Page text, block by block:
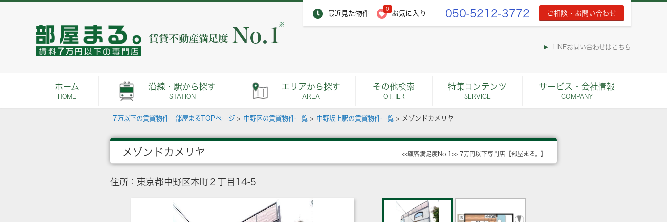
最近見た物件
0
お気に入り 050-5212-3772 ご相談・お問い合わせ
※
LINEお問い合わせはこちら
ホーム
HOME
沿線・駅から探す
STATION
エリアから探す
AREA
その他検索
OTHER
特集コンテンツ
SERVICE
サービス・会社情報
COMPANY
7万以下の賃貸物件 部屋まるTOPページ > 中野区の賃貸物件一覧 > 中野坂上駅の賃貸物件一覧 > メゾンドカメリヤ
メゾンドカメリヤ <<顧客満足度No.1>> 7万円以下専門店【部屋まる。】
住所：東京都中野区本町２丁目14-5